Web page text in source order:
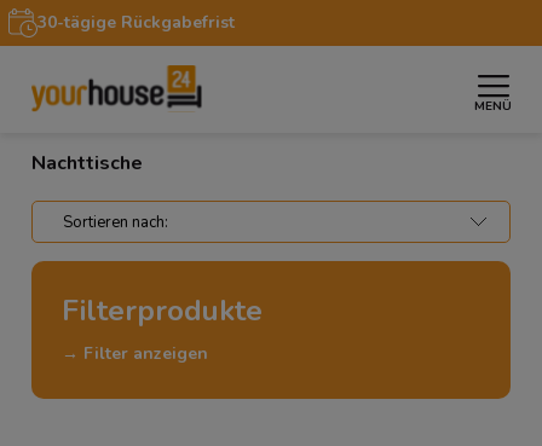
30-tägige Rückgabefrist
MENÜ
Startseite » Möbel
Nachttische
Filterprodukte
→ Filter anzeigen